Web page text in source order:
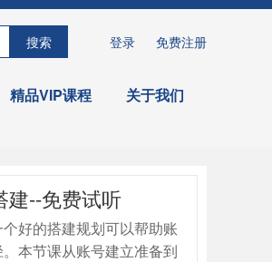
搜索 登录 免费注册
精品VIP课程 关于我们
--免费试听
好的搭建规划可以帮助账
本节课从账号建立准备到